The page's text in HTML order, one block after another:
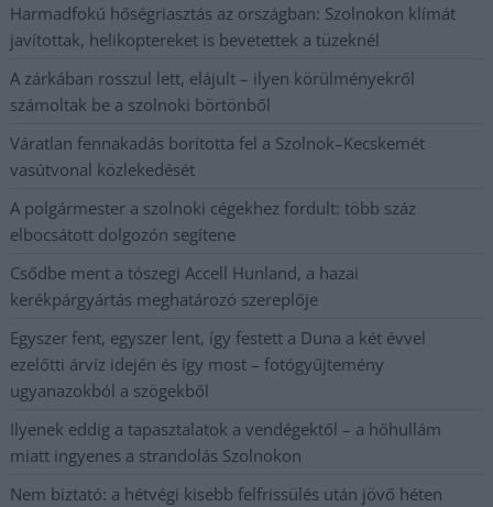
Harmadfokú hőségriasztás az országban: Szolnokon klímát
javítottak, helikoptereket is bevetettek a tüzeknél
A zárkában rosszul lett, elájult – ilyen körülményekről
számoltak be a szolnoki börtönből
Váratlan fennakadás borította fel a Szolnok–Kecskemét
vasútvonal közlekedését
A polgármester a szolnoki cégekhez fordult: több száz
elbocsátott dolgozón segítene
Csődbe ment a tószegi Accell Hunland, a hazai
kerékpárgyártás meghatározó szereplője
Egyszer fent, egyszer lent, így festett a Duna a két évvel
ezelőtti árvíz idején és így most – fotógyűjtemény
ugyanazokból a szögekből
Ilyenek eddig a tapasztalatok a vendégektől – a hőhullám
miatt ingyenes a strandolás Szolnokon
Nem biztató: a hétvégi kisebb felfrissülés után jövő héten